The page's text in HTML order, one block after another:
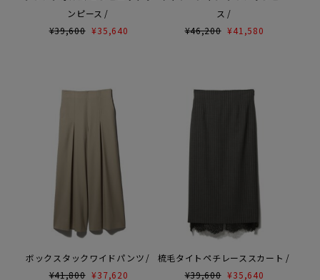
ンピース
¥39,600 ¥35,640
ス
¥46,200 ¥41,580
ボックスタックワイドパンツ
¥41,800 ¥37,620
梳毛タイトペチレーススカート
¥39,600 ¥35,640